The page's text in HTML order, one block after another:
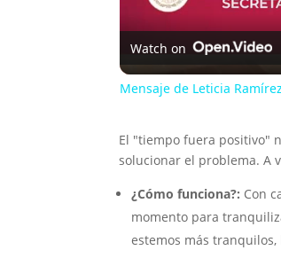
Watch on
Mensaje de Leticia
El "tiempo fuera positivo"
solucionar el problema. A
¿Cómo funciona?: Con
momento para
estemos más